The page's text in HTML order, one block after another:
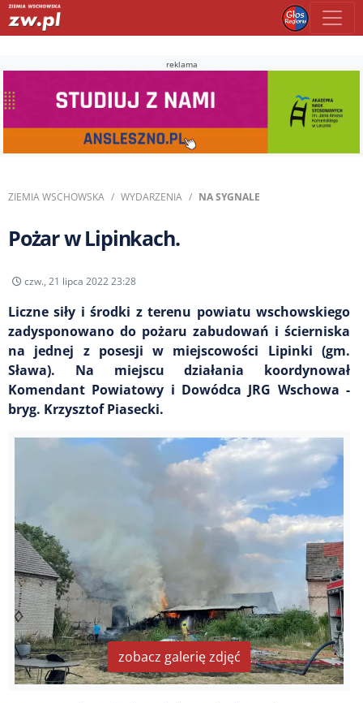
reklama
ZIEMIA WSCHOWSKA WYDARZENIA NA SYGNALE
Pożar w Lipinkach.
czw., 21 lipca 2022 23:28
Liczne siły i środki z terenu powiatu wschowskiego
zadysponowano do pożaru zabudowań i ścierniska
na jednej z posesji w miejscowości Lipinki (gm.
Sława). Na miejscu działania koordynował
Komendant Powiatowy i Dowódca JRG Wschowa -
bryg. Krzysztof Piasecki.
zobacz galerię zdjęć